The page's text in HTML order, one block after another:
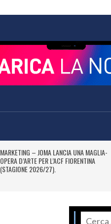
MARKETING – JOMA LANCIA UNA MAGLIA-
OPERA D’ARTE PER L’ACF FIORENTINA
(STAGIONE 2026/27).